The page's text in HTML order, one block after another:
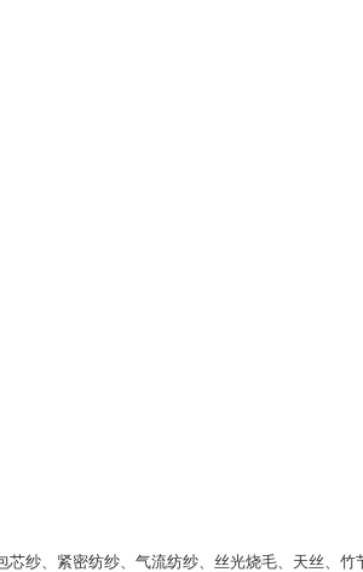
芯纱、紧密纺纱、气流纺纱、丝光烧毛、天丝、